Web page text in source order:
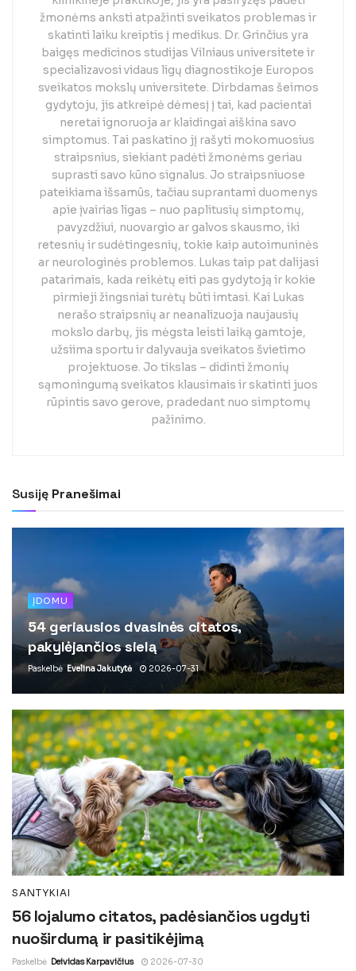
žmonėms anksti atpažinti sveikatos problemas ir
skatinti laiku kreiptis į medikus. Dr. Grinčius yra
baigęs medicinos studijas Vilniaus universitete ir
specializavosi vidaus ligų diagnostikoje Europos
sveikatos mokslų universitete. Dirbdamas šeimos
gydytoju, jis atkreipė dėmesį į tai, kad pacientai
neretai ignoruoja ar klaidingai aiškina savo
simptomus. Tai paskatino jį rašyti mokomuosius
straipsnius, siekiant padėti žmonėms geriau
suprasti savo kūno signalus. Jo straipsniuose
pateikiama išsamūs, tačiau suprantami duomenys
apie įvairias ligas – nuo paplitusių simptomų,
pavyzdžiui, nuovargio ar galvos skausmo, iki
retesnių ir sudėtingesnių, tokie kaip autoimuninės
ar neurologinės problemos. Lukas taip pat dalijasi
patarimais, kada reikėtų eiti pas gydytoją ir kokie
pirmieji žingsniai turėtų būti imtasi. Kai Lukas
nerašo straipsnių ar neanalizuoja naujausių
mokslo darbų, jis mėgsta leisti laiką gamtoje,
užsiima sportu ir dalyvauja sveikatos švietimo
projektuose. Jo tikslas – didinti žmonių
sąmoningumą sveikatos klausimais ir skatinti juos
rūpintis savo gerove, pradedant nuo simptomų
pažinimo.
Susiję Pranešimai
ĮDOMU
54 geriausios dvasinės citatos,
pakylėjančios sielą
Paskelbė Evelina Jakutytė 2026-07-31
SANTYKIAI
56 lojalumo citatos, padėsiančios ugdyti
nuoširdumą ir pasitikėjimą
Paskelbė Deividas Karpavičius 2026-07-30